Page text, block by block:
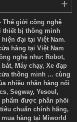
Thế giới công nghệ
thiết bị thông minh
đại tại Việt Nam.
hàng tại Việt Nam
nghệ như: Robot,
Máy chạy, Xe đạp
thông minh ... cùng
nhiều nhãn hàng nổi
Segway, Yesoul,
phẩm được phân phối
chuẩn chính hãng,
hàng tại Miworld